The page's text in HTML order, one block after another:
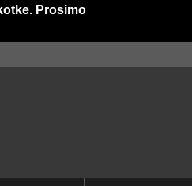
Prosimo